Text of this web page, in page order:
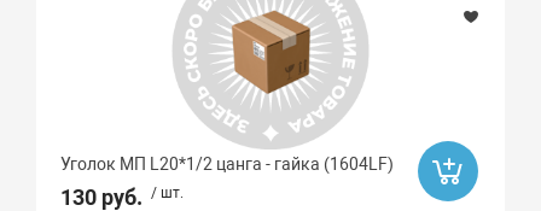
Уголок МП L20*1/2 цанга - гайка (1604LF)
130 руб. / шт.